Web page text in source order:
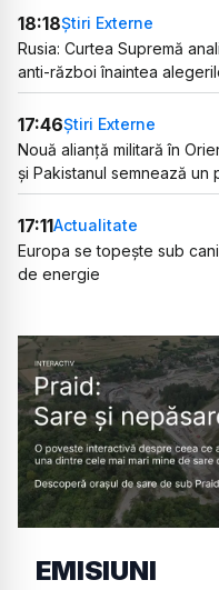
18:18Știri Externe
Rusia: Curtea Supremă
anti-război înaintea
17:46Știri Externe
Nouă alianță militară în
și Pakistanul semnează un
17:11Actualitate
Europa se topește sub
de energie
EMISIUNI